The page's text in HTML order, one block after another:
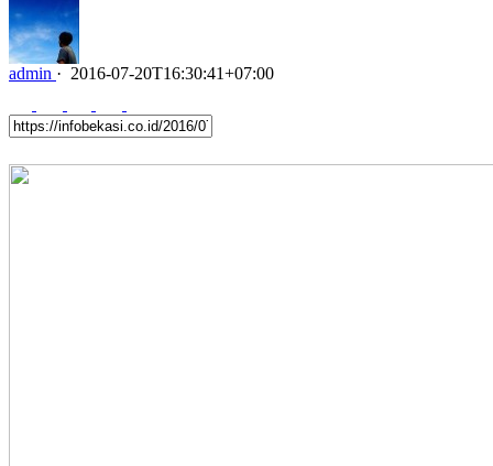
admin · 2016-07-20T16:30:41+07:00